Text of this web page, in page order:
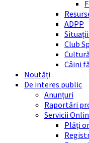
ADPP
Club
Câini
Noutăți
De interes public
Anunțuri
Raportări
Servicii
Plăți